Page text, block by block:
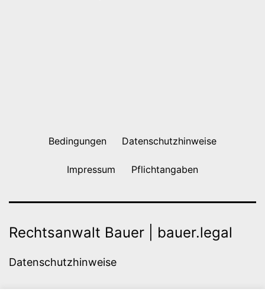
Bedingungen Datenschutzhinweise
Impressum Pflichtangaben
Rechtsanwalt Bauer | bauer.legal
Datenschutzhinweise